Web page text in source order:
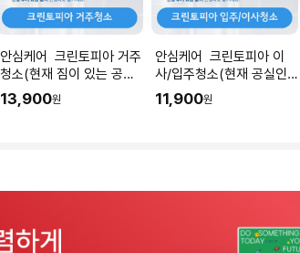
안심케어 크린토피아 거주
청소(현재 짐이 있는 공간
청소) I 공간 평수에 맞춰
수량을 입력해주세요.
13,900원
안심케어 크린토피아 이
사/입주청소(현재 공실인
공간청소) I 공간 평수에 맞
춰 수량을 입력해주세요.
11,900원